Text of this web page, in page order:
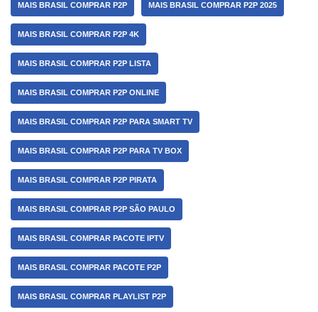
MAIS BRASIL COMPRAR P2P MAIS BRASIL COMPRAR P2P 2025
MAIS BRASIL COMPRAR P2P 4K
MAIS BRASIL COMPRAR P2P LISTA
MAIS BRASIL COMPRAR P2P ONLINE
MAIS BRASIL COMPRAR P2P PARA SMART TV
MAIS BRASIL COMPRAR P2P PARA TV BOX
MAIS BRASIL COMPRAR P2P PIRATA
MAIS BRASIL COMPRAR P2P SÃO PAULO
MAIS BRASIL COMPRAR PACOTE IPTV
MAIS BRASIL COMPRAR PACOTE P2P
MAIS BRASIL COMPRAR PLAYLIST P2P